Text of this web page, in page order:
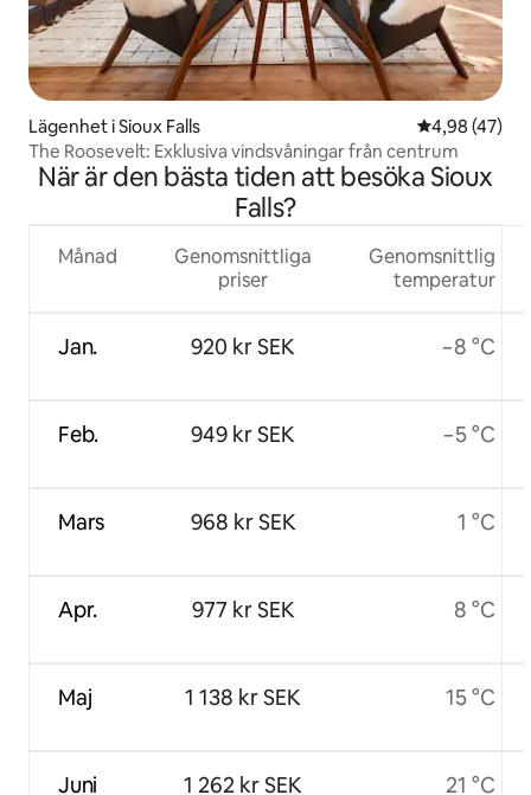
Lägenhet i Sioux Falls 4,98 av 5 i
4,98 (47)
The Roosevelt: Exklusiva vindsvåningar från centrum
När är den bästa tiden att besöka Sioux
Falls?
Månad
Jan.
Feb.
Mars
Apr.
Maj
Juni
Genomsnittliga
priser
920 kr SEK
949 kr SEK
968 kr SEK
977 kr SEK
1 138 kr SEK
1 262 kr SEK
Genomsnittlig
temperatur
−8 °C
−5 °C
1 °C
8 °C
15 °C
21 °C